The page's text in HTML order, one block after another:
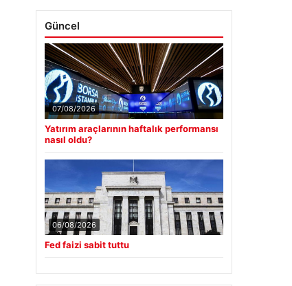
Güncel
07/08/2026
Yatırım araçlarının haftalık performansı
nasıl oldu?
06/08/2026
Fed faizi sabit tuttu